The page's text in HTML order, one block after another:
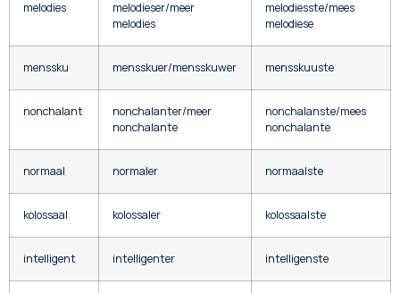
melodies
melodieser/meer
melodies
melodiesste/mees
melodiese
menssku mensskuer/mensskuwer mensskuuste
nonchalant
nonchalanter/meer
nonchalante
nonchalanste/mees
nonchalante
normaal normaler normaalste
kolossaal kolossaler kolossaalste
intelligent intelligenter intelligenste